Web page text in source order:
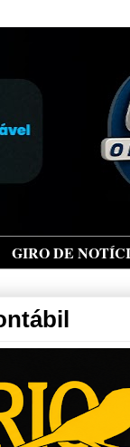
GIRO DE